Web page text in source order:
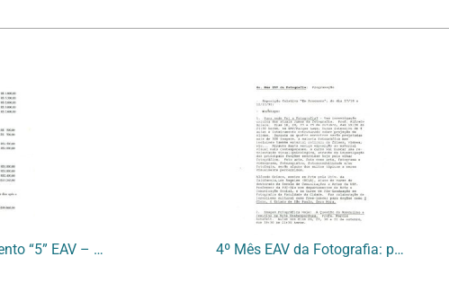
[Orçamento discriminado – evento “5” EAV – Mês da Fotografia] 4º Mês EAV da Fotografia: programação